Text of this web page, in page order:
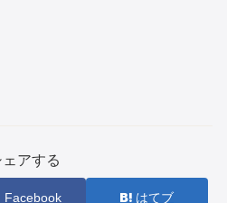
ェアする
Facebook はてブ